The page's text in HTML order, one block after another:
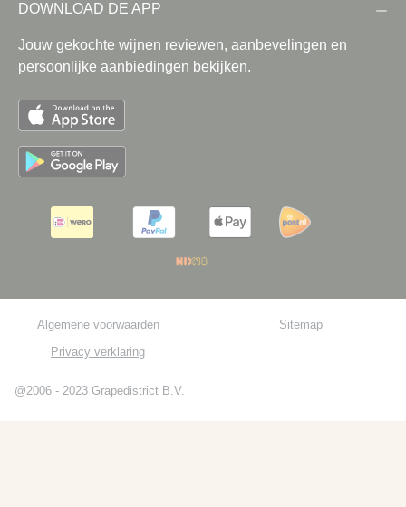
DOWNLOAD DE APP
Jouw gekochte wijnen reviewen, aanbevelingen en
persoonlijke aanbiedingen bekijken.
Algemene voorwaarden
Privacy verklaring
Sitemap
@2006 - 2023 Grapedistrict B.V.